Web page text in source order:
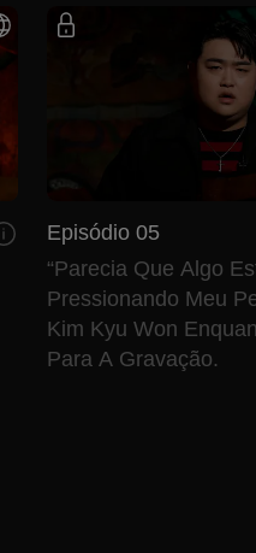
Episódio 05
“Parecia Que Algo
Pressionando Meu
Kim Kyu Won
Para A Gravação.